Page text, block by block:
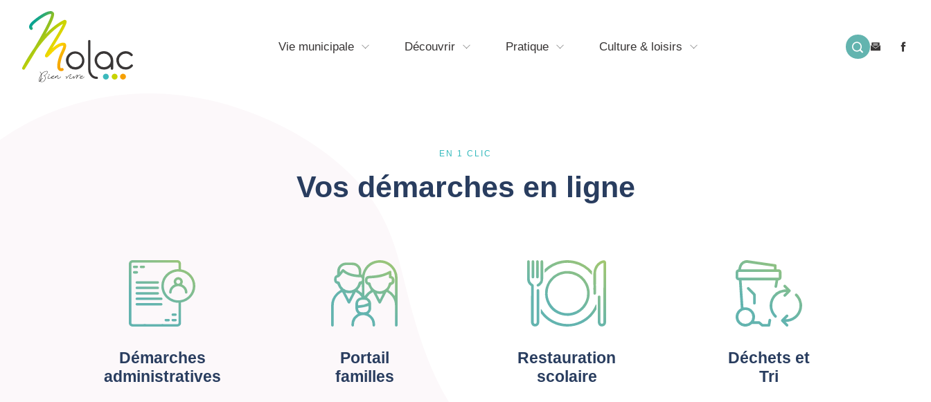
Vie municipale Découvrir Pratique Culture & loisirs
EN 1 CLIC
Vos démarches en ligne
Démarches
administratives
Portail
familles
Restauration
scolaire
Déchets et
Tri